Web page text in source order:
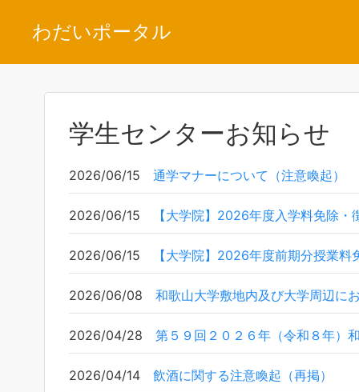
わだいポータル
学生センターお知らせ
2026/06/15 通学マナーについて（注意喚起）
2026/06/15 【大学院】2026年度入学料免除
2026/06/15 【大学院】2026年度前期分授業
2026/06/08 和歌山大学敷地内及び大学周辺に
2026/04/28 第５９回２０２６年（令和８年）
2026/04/14 飲酒に関する注意喚起（再掲）